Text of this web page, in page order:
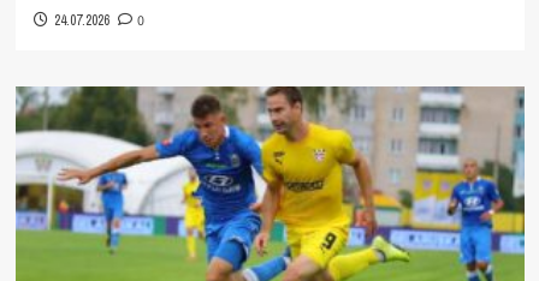
24.07.2026 0